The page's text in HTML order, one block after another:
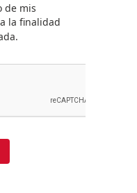
de mis
la finalidad